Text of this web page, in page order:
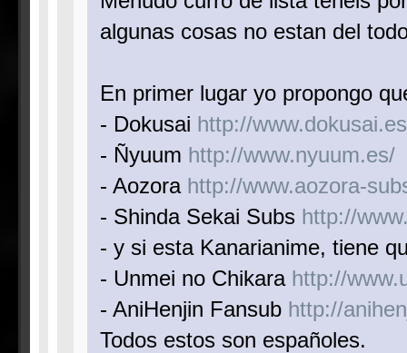
algunas cosas no estan del
En primer lugar yo propongo
- Dokusai http://
- Ñyuum http://www.nyuum.es/
- Aozora http://www.aozora-
- Shinda Sekai Subs http://
- y si esta Kanarianime, tiene
- Unmei no Chikara http://
- AniHenjin Fansub http://
Todos estos son españoles.